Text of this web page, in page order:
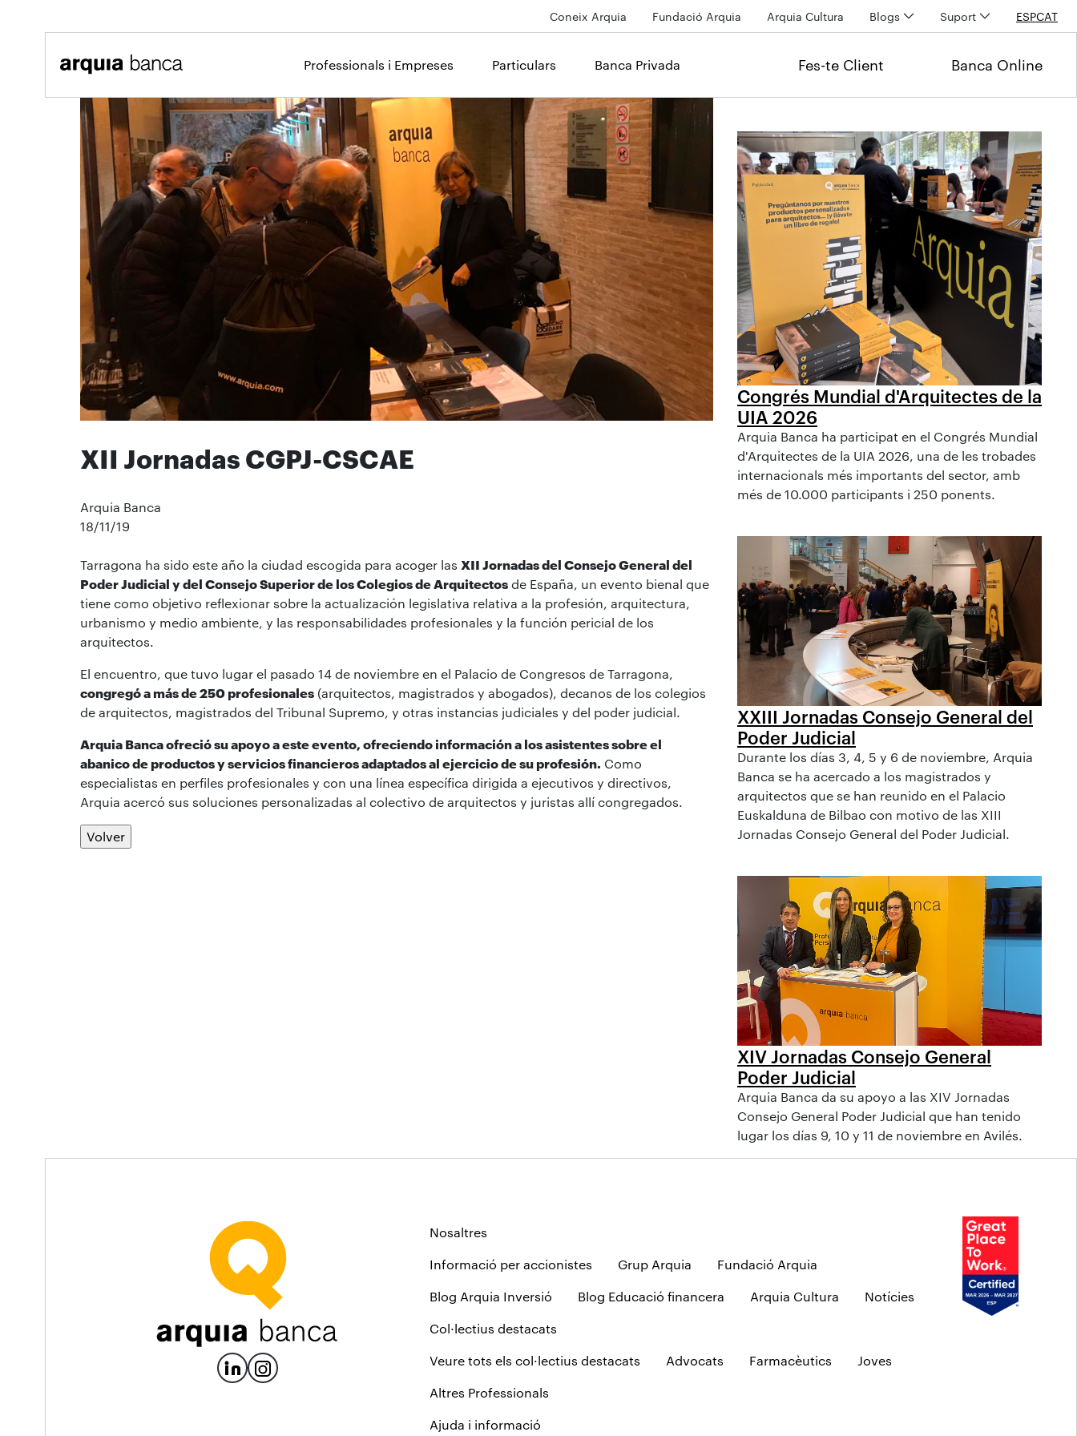
Coneix Arquia Fundació Arquia Arquia Cultura Blogs Suport ESPCAT
Professionals i Empreses Particulars Banca Privada Fes-te Client Banca Online
XII Jornadas CGPJ-CSCAE
Arquia Banca
18/11/19
Tarragona ha sido este año la ciudad escogida para acoger las XII Jornadas del Consejo General del
Poder Judicial y del Consejo Superior de los Colegios de Arquitectos de España, un evento bienal que
tiene como objetivo reflexionar sobre la actualización legislativa relativa a la profesión, arquitectura,
urbanismo y medio ambiente, y las responsabilidades profesionales y la función pericial de los
arquitectos.
El encuentro, que tuvo lugar el pasado 14 de noviembre en el Palacio de Congresos de Tarragona,
congregó a más de 250 profesionales (arquitectos, magistrados y abogados), decanos de los colegios
de arquitectos, magistrados del Tribunal Supremo, y otras instancias judiciales y del poder judicial.
Arquia Banca ofreció su apoyo a este evento, ofreciendo información a los asistentes sobre el
abanico de productos y servicios financieros adaptados al ejercicio de su profesión. Como
especialistas en perfiles profesionales y con una línea específica dirigida a ejecutivos y directivos,
Arquia acercó sus soluciones personalizadas al colectivo de arquitectos y juristas allí congregados.
Volver
Congrés Mundial d'Arquitectes de la
UIA 2026
Arquia Banca ha participat en el Congrés Mundial
d'Arquitectes de la UIA 2026, una de les trobades
internacionals més importants del sector, amb
més de 10.000 participants i 250 ponents.
XXIII Jornadas Consejo General del
Poder Judicial
Durante los días 3, 4, 5 y 6 de noviembre, Arquia
Banca se ha acercado a los magistrados y
arquitectos que se han reunido en el Palacio
Euskalduna de Bilbao con motivo de las XIII
Jornadas Consejo General del Poder Judicial.
XIV Jornadas Consejo General
Poder Judicial
Arquia Banca da su apoyo a las XIV Jornadas
Consejo General Poder Judicial que han tenido
lugar los días 9, 10 y 11 de noviembre en Avilés.
Nosaltres
Informació per accionistes Grup Arquia Fundació Arquia
Blog Arquia Inversió Blog Educació financera Arquia Cultura Notícies
Col·lectius destacats
Veure tots els col·lectius destacats Advocats Farmacèutics Joves
Altres Professionals
Ajuda i informació